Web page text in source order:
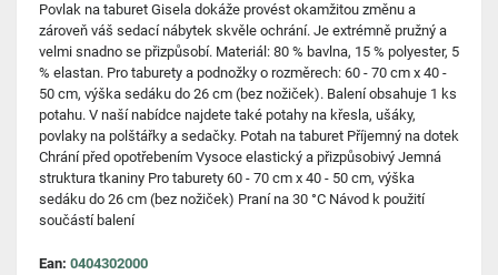
Povlak na taburet Gisela dokáže provést okamžitou změnu a
zároveň váš sedací nábytek skvěle ochrání. Je extrémně pružný a
velmi snadno se přizpůsobí. Materiál: 80 % bavlna, 15 % polyester, 5
% elastan. Pro taburety a podnožky o rozměrech: 60 - 70 cm x 40 -
50 cm, výška sedáku do 26 cm (bez nožiček). Balení obsahuje 1 ks
potahu. V naší nabídce najdete také potahy na křesla, ušáky,
povlaky na polštářky a sedačky. Potah na taburet Příjemný na dotek
Chrání před opotřebením Vysoce elastický a přizpůsobivý Jemná
struktura tkaniny Pro taburety 60 - 70 cm x 40 - 50 cm, výška
sedáku do 26 cm (bez nožiček) Praní na 30 °C Návod k použití
součástí balení
Ean: 0404302000